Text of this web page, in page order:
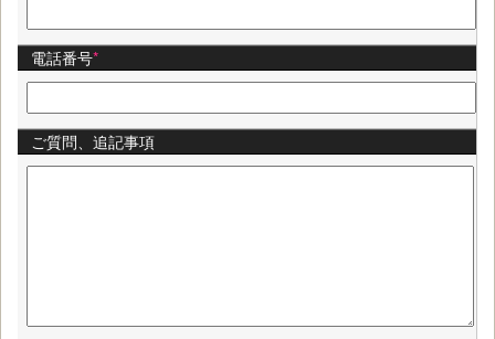
電話番号*
ご質問、追記事項